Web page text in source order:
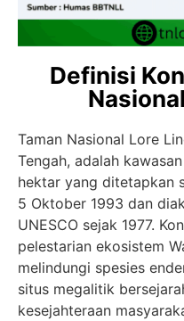
Definisi
Taman Nasional Lore
Tengah, adalah
hektar yang ditetapkan
5 Oktober 1993 dan
UNESCO sejak 1977.
pelestarian ekosistem
melindungi spesies
situs megalitik
kesejahteraan